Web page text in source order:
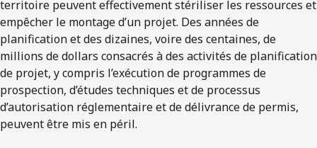
territoire peuvent effectivement stériliser les ressources et
empêcher le montage d’un projet. Des années de
planification et des dizaines, voire des centaines, de
millions de dollars consacrés à des activités de planification
de projet, y compris l’exécution de programmes de
prospection, d’études techniques et de processus
d’autorisation réglementaire et de délivrance de permis,
peuvent être mis en péril.